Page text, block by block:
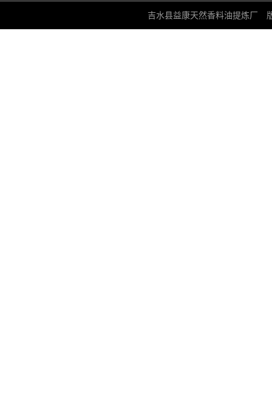
吉水县益康天然香料油提炼厂